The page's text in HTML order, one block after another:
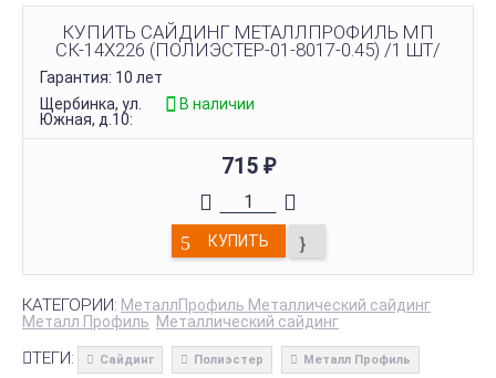
КУПИТЬ САЙДИНГ МЕТАЛЛПРОФИЛЬ МП
СК-14Х226 (ПОЛИЭСТЕР-01-8017-0.45) /1 ШТ/
Гарантия: 10 лет
Щербинка, ул.
Южная, д.10:
В наличии
715 ₽
КУПИТЬ
КАТЕГОРИИ: МеталлПрофиль Металлический сайдинг
Металл Профиль Металлический сайдинг
ТЕГИ: Сайдинг Полиэстер Металл Профиль